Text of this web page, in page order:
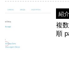
紹介
複
順